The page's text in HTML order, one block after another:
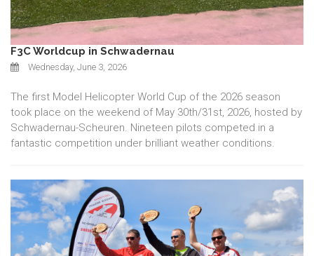
F3C Worldcup in Schwadernau
Wednesday, June 3, 2026
The first Model Helicopter World Cup of the 2026 season
took place on the weekend of May 30th/31st, 2026, hosted by
Schwadernau-Scheuren. Nineteen pilots competed in a
fantastic competition under brilliant weather conditions.